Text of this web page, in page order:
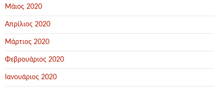
Μάιος 2020
Απρίλιος 2020
Μάρτιος 2020
Φεβρουάριος 2020
Ιανουάριος 2020